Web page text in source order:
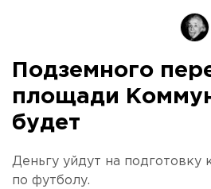
Подземного
площади
будет
Деньгу уйдут на подготовку
по футболу.